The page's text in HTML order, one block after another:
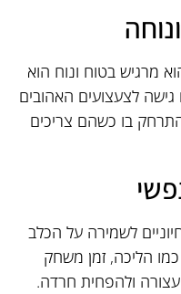
מרגיש בטוח ונוח הוא
לצעצועים האהובים
בו כשהם צריכים
לשמירה על הכלב
כמו הליכה, זמן משחק
עצורה ולהפחית חרדה.